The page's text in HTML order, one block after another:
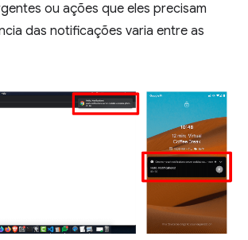
ou ações que eles precisam
das notificações varia entre as